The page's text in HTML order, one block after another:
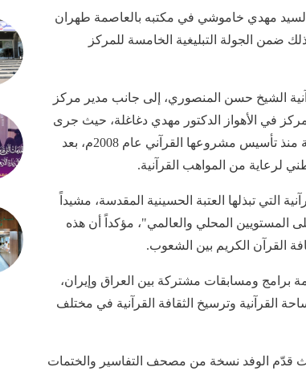
السيد مهدي خاموشي في مكتبه بالعاصمة طهران
ضمن الجولة التبليغية الخامسة للمركز
الشيخ حسن المنصوري، إلى جانب مدير مركز
في الأهواز الدكتور مهدي دغاغلة، حيث جرى
استعراض أبرز النشاطات والمشاريع التي أطلقتها العتبة الحسينية منذ تأسيس مشروعها القرآني عام 2008م، بعد
لرعاية من المواهب القرآنية.
التي تبذلها العتبة الحسينية المقدسة، مشيداً
المستويين المحلي والعالمي"، مؤكداً أن هذه
القرآن الكريم بين الشعوب.
برامج ومسابقات مشتركة بين العراق وإيران،
القرآنية وترسيخ الثقافة القرآنية في مختلف
قدّم الوفد نسخة من مصحف التفاسير والختمات